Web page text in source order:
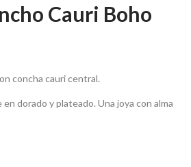
Cauri Boho
concha cauri central.
dorado y plateado. Una joya con alma